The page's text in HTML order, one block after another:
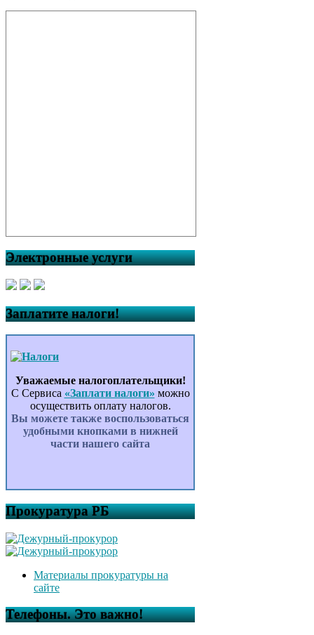
Электронные услуги
Заплатите налоги!
Уважаемые налогоплательщики!
С Сервиса «Заплати налоги» можно
осуществить оплату налогов.
Вы можете также воспользоваться
удобными кнопками в нижней
части нашего сайта
Прокуратура РБ
Материалы прокуратуры на
сайте
Телефоны. Это важно!